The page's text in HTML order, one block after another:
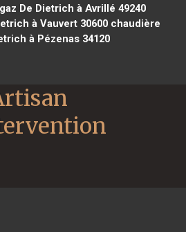
De Dietrich à Avrillé 49240
à Vauvert 30600chaudière
à Pézenas 34120